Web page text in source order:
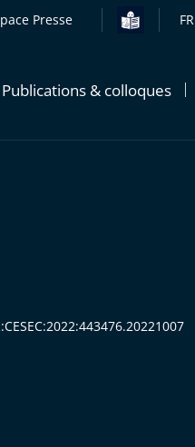
Presse FR
Publications & colloques